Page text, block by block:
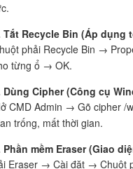
Tắt Recycle Bin (Áp dụng
phải Recycle Bin →
từng ổ → OK.
Dùng Cipher (Công cụ
CMD Admin → Gõ cipher /
trống, mất thời gian.
Phần mềm Eraser (Giao
Eraser → Cài đặt → Chuột